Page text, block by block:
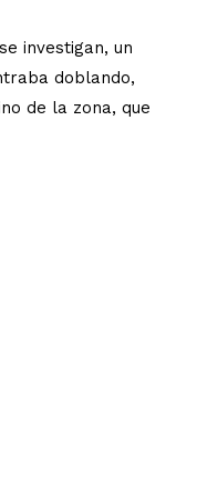
investigan, un
doblando,
de la zona, que